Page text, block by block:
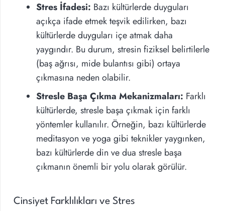
Stres İfadesi: Bazı kültürlerde duyguları
açıkça ifade etmek teşvik edilirken, bazı
kültürlerde duyguları içe atmak daha
yaygındır. Bu durum, stresin fiziksel belirtilerle
(baş ağrısı, mide bulantısı gibi) ortaya
çıkmasına neden olabilir.
Stresle Başa Çıkma Mekanizmaları: Farklı
kültürlerde, stresle başa çıkmak için farklı
yöntemler kullanılır. Örneğin, bazı kültürlerde
meditasyon ve yoga gibi teknikler yaygınken,
bazı kültürlerde din ve dua stresle başa
çıkmanın önemli bir yolu olarak görülür.
Cinsiyet Farklılıkları ve Stres